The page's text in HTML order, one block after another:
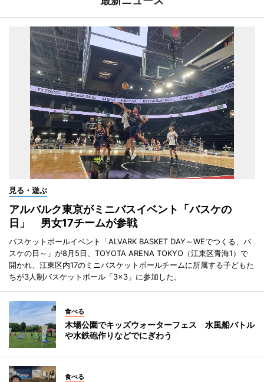
見る・遊ぶ
アルバルク東京がミニバスイベント「バスケの
日」 男女17チームが参戦
バスケットボールイベント「ALVARK BASKET DAY～WEでつくる、バ
スケの日～」が8月5日、TOYOTA ARENA TOKYO（江東区青海1）で
開かれ、江東区内17のミニバスケットボールチームに所属する子どもた
ちが3人制バスケットボール「3×3」に参加した。
食べる
木場公園でキッズウォーターフェス 水風船バトル
や水鉄砲作りなどでにぎわう
食べる